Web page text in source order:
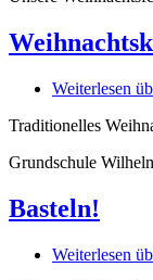
Weiterlesen
Traditionelles
Grundschule
Basteln!
Weiterlesen